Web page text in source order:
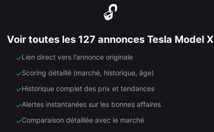
🔓
Voir toutes les 127 annonces Tesla Model X
✓Lien direct vers l'annonce originale
✓Scoring détaillé (marché, historique, âge)
✓Historique complet des prix et tendances
✓Alertes instantanées sur les bonnes affaires
✓Comparaison détaillée avec le marché